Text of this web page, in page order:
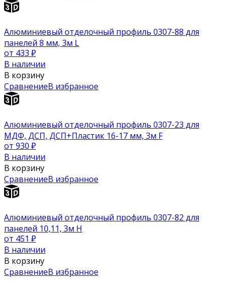
Алюминиевый отделочный профиль 0307-88 для
панелей 8 мм, 3м L
от 433 ₽
В наличии
В корзину
СравнениеВ избранное
Алюминиевый отделочный профиль 0307-23 для
МДФ, ДСП, ДСП+Пластик 16-17 мм, 3м F
от 930 ₽
В наличии
В корзину
СравнениеВ избранное
Алюминиевый отделочный профиль 0307-82 для
панелей 10,11, 3м H
от 451 ₽
В наличии
В корзину
СравнениеВ избранное